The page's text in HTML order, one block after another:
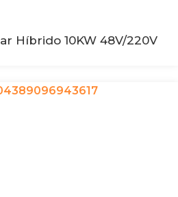
Híbrido 10KW 48V/220V